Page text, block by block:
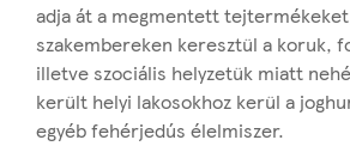
adja át a megmentett
szakembereken keresztül a koruk,
illetve szociális helyzetük miatt
került helyi lakosokhoz kerül a
egyéb fehérjedús élelmiszer.